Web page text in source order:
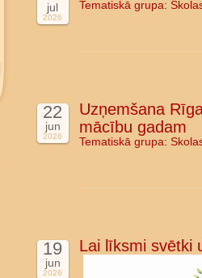
jul
2026
Tematiskā grupa:
22
jun
2026
Uzņemšana
mācību gadam
Tematiskā grupa:
19
jun
2026
Lai līksmi svētki